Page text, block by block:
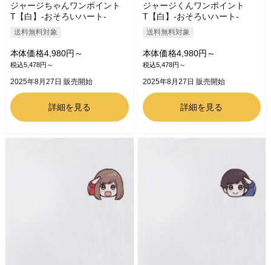
ジャージちゃんワンポイント
T【白】-おそろいハート-
送料無料対象
本体価格4,980円～
税込5,478円～
2025年8月27日 販売開始
詳細を見る
ジャージくんワンポイント
T【白】-おそろいハート-
送料無料対象
本体価格4,980円～
税込5,478円～
2025年8月27日 販売開始
詳細を見る